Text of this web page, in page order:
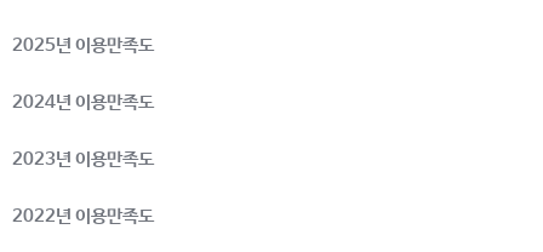
2025년 이용만족도
2024년 이용만족도
2023년 이용만족도
2022년 이용만족도